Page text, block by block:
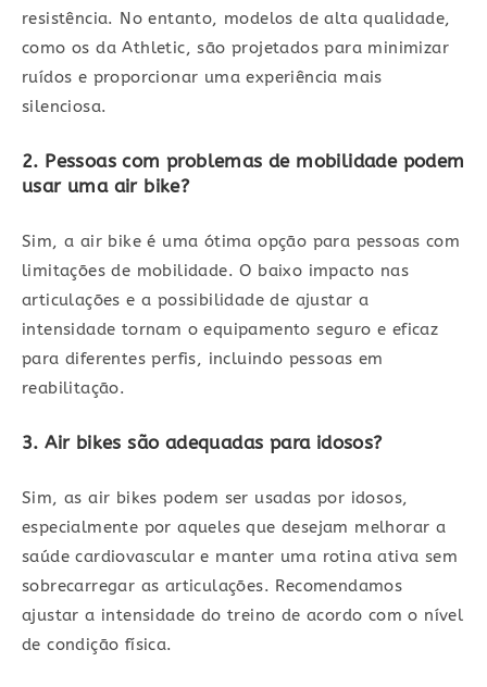
resistência. No entanto, modelos de alta qualidade,
como os da Athletic, são projetados para minimizar
ruídos e proporcionar uma experiência mais
silenciosa.
2. Pessoas com problemas de mobilidade podem
usar uma air bike?
Sim, a air bike é uma ótima opção para pessoas com
limitações de mobilidade. O baixo impacto nas
articulações e a possibilidade de ajustar a
intensidade tornam o equipamento seguro e eficaz
para diferentes perfis, incluindo pessoas em
reabilitação.
3. Air bikes são adequadas para idosos?
Sim, as air bikes podem ser usadas por idosos,
especialmente por aqueles que desejam melhorar a
saúde cardiovascular e manter uma rotina ativa sem
sobrecarregar as articulações. Recomendamos
ajustar a intensidade do treino de acordo com o nível
de condição física.